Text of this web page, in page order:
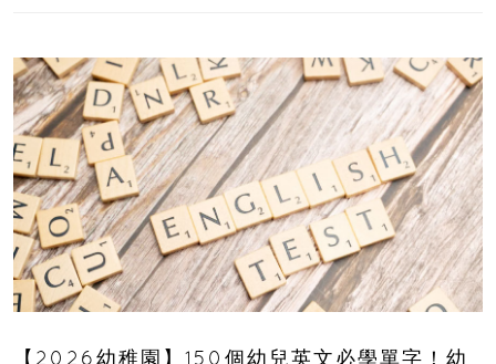
【2026幼稚園】150個幼兒英文必學單字！幼